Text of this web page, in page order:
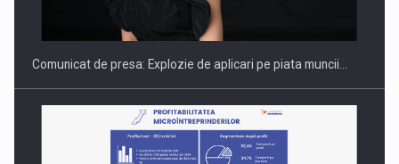
Comunicat de presa: Explozie de aplicari pe piata muncii…